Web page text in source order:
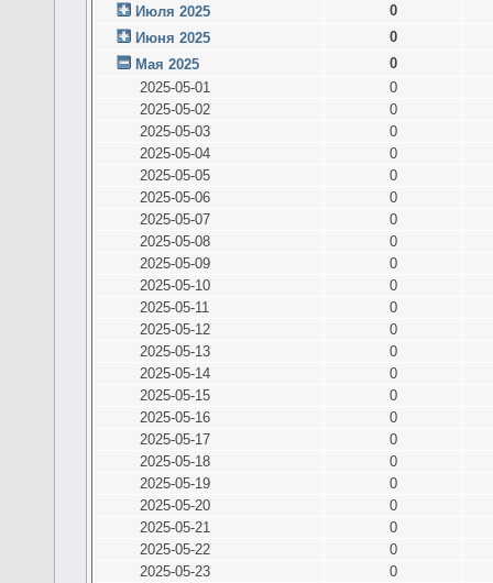
Июля 2025
0
Июня 2025
0
Мая 2025
0
2025-05-01
0
2025-05-02
0
2025-05-03
0
2025-05-04
0
2025-05-05
0
2025-05-06
0
2025-05-07
0
2025-05-08
0
2025-05-09
0
2025-05-10
0
2025-05-11
0
2025-05-12
0
2025-05-13
0
2025-05-14
0
2025-05-15
0
2025-05-16
0
2025-05-17
0
2025-05-18
0
2025-05-19
0
2025-05-20
0
2025-05-21
0
2025-05-22
0
2025-05-23
0